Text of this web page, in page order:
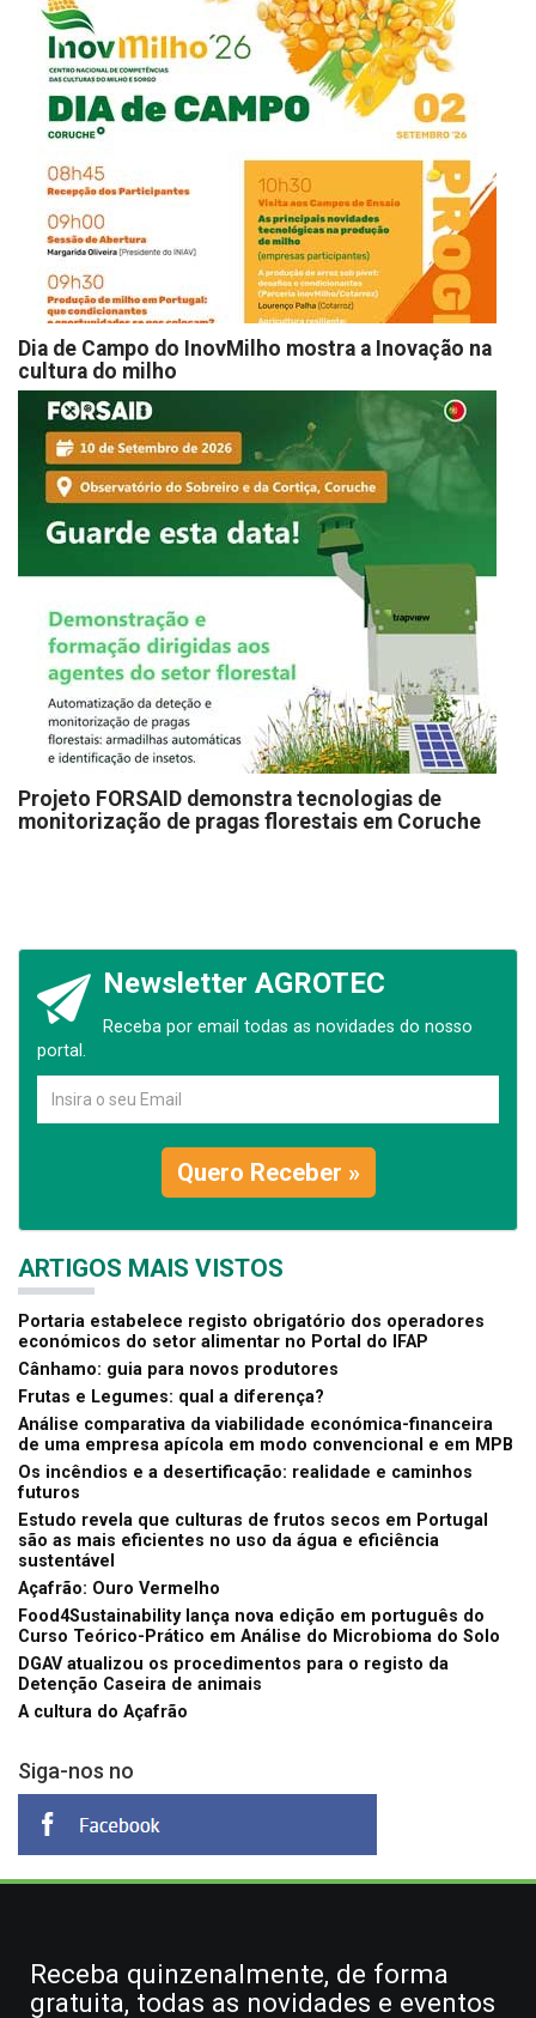
Dia de Campo do InovMilho mostra a Inovação na
cultura do milho
Projeto FORSAID demonstra tecnologias de
monitorização de pragas florestais em Coruche
Newsletter AGROTEC
Receba por email todas as novidades do nosso
portal.
Quero Receber »
ARTIGOS MAIS VISTOS
Portaria estabelece registo obrigatório dos operadores
económicos do setor alimentar no Portal do IFAP
Cânhamo: guia para novos produtores
Frutas e Legumes: qual a diferença?
Análise comparativa da viabilidade económica-financeira
de uma empresa apícola em modo convencional e em MPB
Os incêndios e a desertificação: realidade e caminhos
futuros
Estudo revela que culturas de frutos secos em Portugal
são as mais eficientes no uso da água e eficiência
sustentável
Açafrão: Ouro Vermelho
Food4Sustainability lança nova edição em português do
Curso Teórico-Prático em Análise do Microbioma do Solo
DGAV atualizou os procedimentos para o registo da
Detenção Caseira de animais
A cultura do Açafrão
Siga-nos no
Receba quinzenalmente, de forma
gratuita, todas as novidades e eventos